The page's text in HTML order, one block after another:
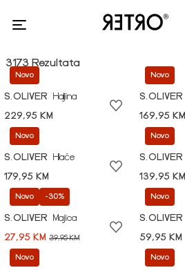
3173 Rezultata
Novo
S.OLIVER
Haljina
229,95 KM
Novo
S.OLIVER
169,95 KM
Novo
S.OLIVER
Hlače
179,95 KM
Novo
S.OLIVER
139,95 KM
Novo -30%
S.OLIVER
Majica
27,95 KM 39,95 KM
Novo
S.OLIVER
59,95 KM
Novo Novo